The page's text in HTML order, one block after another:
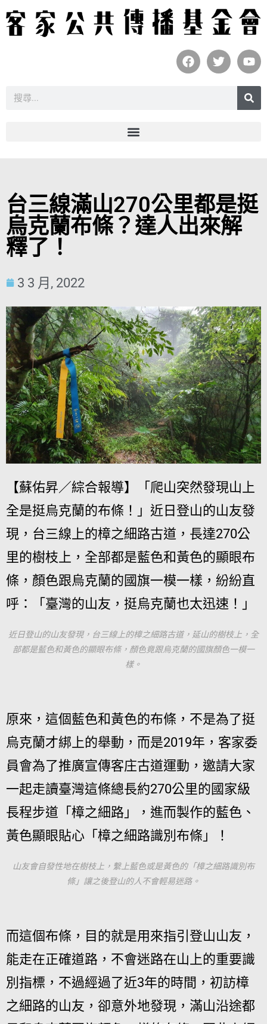
台三線滿山270公里都是挺
烏克蘭布條？達人出來解
釋了！
3 3 月, 2022
【蘇佑昇／綜合報導】「爬山突然發現山上
全是挺烏克蘭的布條！」近日登山的山友發
現，台三線上的樟之細路古道，長達270公
里的樹枝上，全部都是藍色和黃色的顯眼布
條，顏色跟烏克蘭的國旗一模一樣，紛紛直
呼：「臺灣的山友，挺烏克蘭也太迅速！」
近日登山的山友發現，台三線上的樟之細路古道，延山的樹枝上，全
部都是藍色和黃色的顯眼布條，顏色竟跟烏克蘭的國旗顏色一模一
樣。
原來，這個藍色和黃色的布條，不是為了挺
烏克蘭才綁上的舉動，而是2019年，客家委
員會為了推廣宣傳客庄古道運動，邀請大家
一起走讀臺灣這條總長約270公里的國家級
長程步道「樟之細路」，進而製作的藍色、
黃色顯眼貼心「樟之細路識別布條」！
山友會自發性地在樹枝上，繫上藍色或是黃色的「樟之細路識別布
條」讓之後登山的人不會輕易迷路。
而這個布條，目的就是用來指引登山山友，
能走在正確道路，不會迷路在山上的重要識
別指標，不過經過了近3年的時間，初訪樟
之細路的山友，卻意外地發現，滿山沿途都